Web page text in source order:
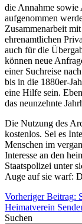
die Annahme
aufgenommen
Zusammenarbeit
ehrenamtlichen
auch für die
können neue
einer Suchreise
bis in die 1880er-
eine Hilfe sein.
das neunzehnte
Die Nutzung des
kostenlos. Sei es
Menschen im
Interesse an den
Staatspolizei unter
Auge auf sie warf:
Vorheriger Beitrag:
Heimatverein
Suchen